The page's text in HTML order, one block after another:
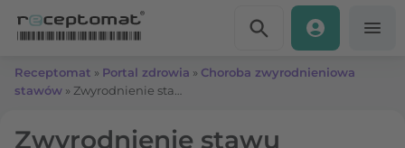
Receptomat » Portal zdrowia » Choroba zwyrodnieniowa
stawów »
Zwyrodnienie stawu